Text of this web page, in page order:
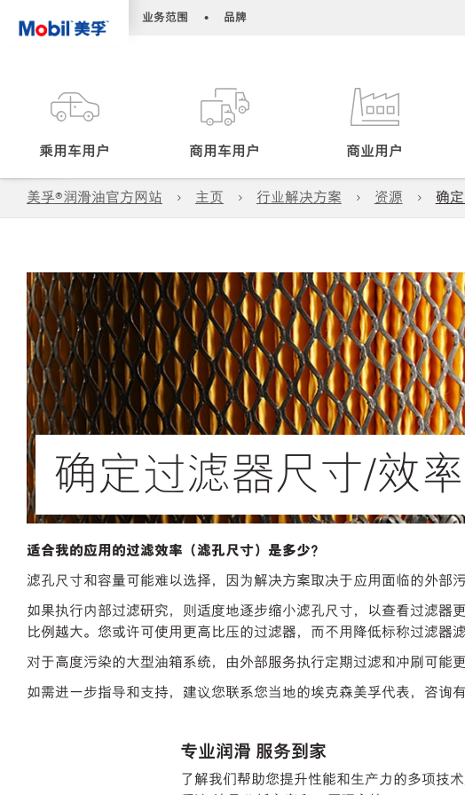
业务范围 • 品牌
乘用车用户 商用车用户 商业用户
美孚®润滑油官方网站 主页 行业解决方案 资源 确
确定过滤器尺寸/效率
适合我的应用的过滤效率（滤孔尺寸）是多少？
滤孔尺寸和容量可能难以选择，因为解决方案取决于应用面临的外部
如果执行内部过滤研究，则适度地逐步缩小滤孔尺寸，以查看过滤
比例越大。您或许可使用更高比压的过滤器，而不用降低标称过滤器
对于高度污染的大型油箱系统，由外部服务执行定期过滤和冲刷可能更
如需进一步指导和支持，建议您联系您当地的埃克森美孚代表，咨询
专业润滑 服务到家
了解我们帮助您提升性能和生产力的多项技